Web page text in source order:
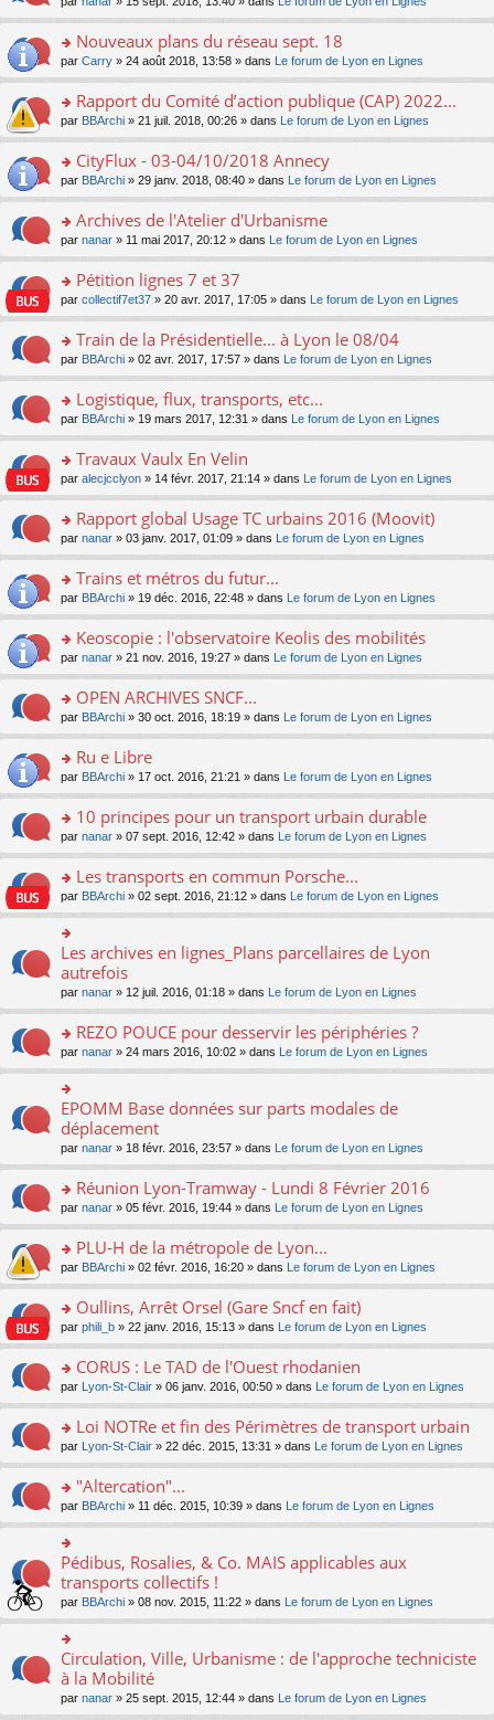
e
nt
s
c
e
nt
lu
pl
u
s
c
e
nt
e
n
o
lu
pl
u
s
c
e
nt
g
e
n
o
lu
pl
u
s
c
e
nt
le
m
e
s
a
g
e
n
n
lu
le
pl
u
c
e
nt
n
ult
er
le
m
e
a
g
e
n
n
le
pl
u
ré
c
e
nt
o
n
ult
er
le
m
e
a
g
e
n
n
le
pl
u
ré
c
e
nt
Nouveaux plans du réseau sept. 18
par Carry » 24 août 2018, 13:58 » dans Le forum de Lyon en Lignes
o
n
ult
er
le
m
e
a
g
e
n
n
le
pl
u
ré
c
e
nt
Rapport du Comité d’action publique (CAP) 2022...
par BBArchi » 21 juil. 2018, 00:26 » dans Le forum de Lyon en Lignes
o
n
ult
er
le
m
e
a
g
e
n
n
le
pl
u
ré
c
e
nt
CityFlux - 03-04/10/2018 Annecy
par BBArchi » 29 janv. 2018, 08:40 » dans Le forum de Lyon en Lignes
o
n
ult
er
le
m
e
a
g
e
n
n
le
pl
u
ré
c
e
nt
Archives de l'Atelier d'Urbanisme
par nanar » 11 mai 2017, 20:12 » dans Le forum de Lyon en Lignes
o
n
ult
er
le
m
e
a
g
e
n
n
le
pl
u
ré
c
e
nt
Pétition lignes 7 et 37
par collectif7et37 » 20 avr. 2017, 17:05 » dans Le forum de Lyon en Lignes
o
n
ult
er
le
m
e
a
g
e
n
n
le
pl
u
ré
c
e
nt
Train de la Présidentielle... à Lyon le 08/04
par BBArchi » 02 avr. 2017, 17:57 » dans Le forum de Lyon en Lignes
o
n
ult
er
le
m
e
a
g
e
n
n
le
pl
u
ré
c
e
nt
Logistique, flux, transports, etc...
par BBArchi » 19 mars 2017, 12:31 » dans Le forum de Lyon en Lignes
o
n
ult
er
le
m
e
a
g
e
n
n
le
pl
u
ré
c
e
nt
Travaux Vaulx En Velin
par alecjcclyon » 14 févr. 2017, 21:14 » dans Le forum de Lyon en Lignes
o
n
ult
er
le
m
e
a
g
e
n
n
le
pl
u
ré
c
e
nt
Rapport global Usage TC urbains 2016 (Moovit)
par nanar » 03 janv. 2017, 01:09 » dans Le forum de Lyon en Lignes
o
n
ult
er
le
m
e
a
g
e
n
n
le
pl
u
s
ré
c
e
nt
Trains et métros du futur...
par BBArchi » 19 déc. 2016, 22:48 » dans Le forum de Lyon en Lignes
o
n
ult
er
le
m
e
a
g
e
n
n
le
pl
u
s
e
nt
Keoscopie : l'observatoire Keolis des mobilités
par nanar » 21 nov. 2016, 19:27 » dans Le forum de Lyon en Lignes
o
n
ult
er
le
m
e
a
g
e
n
o
lu
le
pl
u
s
c
nt
OPEN ARCHIVES SNCF...
par BBArchi » 30 oct. 2016, 18:19 » dans Le forum de Lyon en Lignes
o
n
ult
er
le
m
e
s
g
e
n
o
lu
le
pl
u
s
ré
e
Ru e Libre
par BBArchi » 17 oct. 2016, 21:21 » dans Le forum de Lyon en Lignes
o
n
ult
er
le
m
s
a
e
n
o
n
lu
le
pl
u
s
ré
e
10 principes pour un transport urbain durable
par nanar » 07 sept. 2016, 12:42 » dans Le forum de Lyon en Lignes
o
n
s
ult
er
le
m
e
s
a
e
n
o
n
pl
u
s
ré
e
Les transports en commun Porsche...
par BBArchi » 02 sept. 2016, 21:12 » dans Le forum de Lyon en Lignes
n
ult
er
le
m
e
s
s
a
g
e
n
o
lu
le
pl
u
s
c
e
nt
Les archives en lignes_Plans parcellaires de Lyon
autrefois
par nanar » 12 juil. 2016, 01:18 » dans Le forum de Lyon en Lignes
o
n
s
ult
er
le
m
e
s
a
e
n
o
lu
le
pl
u
s
e
nt
REZO POUCE pour desservir les périphéries ?
par nanar » 24 mars 2016, 10:02 » dans Le forum de Lyon en Lignes
o
n
ult
er
le
m
e
s
a
g
e
n
lu
le
pl
u
ré
c
e
nt
EPOMM Base données sur parts modales de
déplacement
par nanar » 18 févr. 2016, 23:57 » dans Le forum de Lyon en Lignes
o
n
ult
er
le
m
e
a
g
e
n
n
le
pl
u
s
ré
c
e
nt
Réunion Lyon-Tramway - Lundi 8 Février 2016
par nanar » 05 févr. 2016, 19:44 » dans Le forum de Lyon en Lignes
o
n
ult
er
le
m
e
a
g
e
n
n
le
pl
u
s
c
nt
PLU-H de la métropole de Lyon...
par BBArchi » 02 févr. 2016, 16:20 » dans Le forum de Lyon en Lignes
o
n
ult
er
le
m
e
a
g
e
n
o
n
lu
le
pl
u
s
ré
e
Oullins, Arrêt Orsel (Gare Sncf en fait)
par phili_b » 22 janv. 2016, 15:13 » dans Le forum de Lyon en Lignes
o
n
ult
er
le
m
e
s
g
e
n
o
n
lu
le
pl
u
CORUS : Le TAD de l'Ouest rhodanien
par Lyon-St-Clair » 06 janv. 2016, 00:50 » dans Le forum de Lyon en Lignes
o
n
ult
er
le
m
e
s
a
e
n
o
n
Loi NOTRe et fin des Périmètres de transport urbain
par Lyon-St-Clair » 22 déc. 2015, 13:31 » dans Le forum de Lyon en Lignes
o
n
s
ult
er
le
m
e
s
s
a
g
e
"Altercation"...
par BBArchi » 11 déc. 2015, 10:39 » dans Le forum de Lyon en Lignes
o
n
ult
er
le
m
e
s
Pédibus, Rosalies, & Co. MAIS applicables aux
transports collectifs !
par BBArchi » 08 nov. 2015, 11:22 » dans Le forum de Lyon en Lignes
o
n
ult
Circulation, Ville, Urbanisme : de l'approche techniciste
à la Mobilité
par nanar » 25 sept. 2015, 12:44 » dans Le forum de Lyon en Lignes